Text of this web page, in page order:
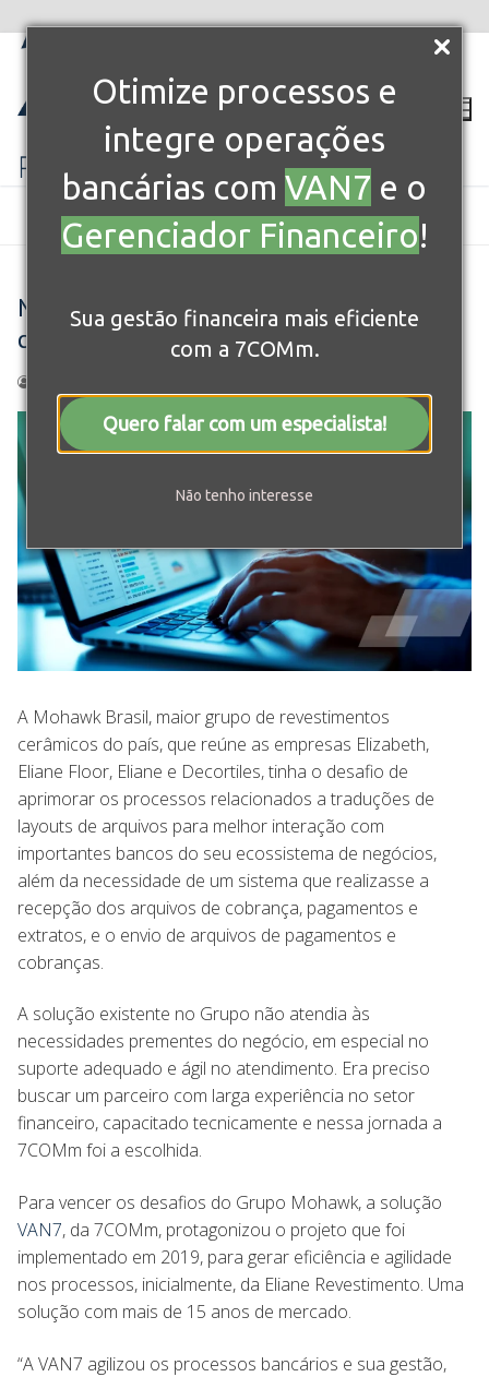
Otimize processos e
integre operações
bancárias com VAN7 e o
Gerenciador Financeiro!
Sua gestão financeira mais eficiente
com a 7COMm.
Quero falar com um especialista!
Não tenho interesse
BLOG 7COMM
GERENCIADOR FINANCEIRO
MOHAWK AMPLIA EFICIÊNCIA OPERACIONAL COM VAN DA 7COMM
Mohawk amplia eficiência operacional
com VAN da 7COMm
A Mohawk Brasil, maior grupo de revestimentos
cerâmicos do país, que reúne as empresas Elizabeth,
Eliane Floor, Eliane e Decortiles, tinha o desafio de
aprimorar os processos relacionados a traduções de
layouts de arquivos para melhor interação com
importantes bancos do seu ecossistema de negócios,
além da necessidade de um sistema que realizasse a
recepção dos arquivos de cobrança, pagamentos e
extratos, e o envio de arquivos de pagamentos e
cobranças.
A solução existente no Grupo não atendia às
necessidades prementes do negócio, em especial no
suporte adequado e ágil no atendimento. Era preciso
buscar um parceiro com larga experiência no setor
financeiro, capacitado tecnicamente e nessa jornada a
7COMm foi a escolhida.
Para vencer os desafios do Grupo Mohawk, a solução
VAN7, da 7COMm, protagonizou o projeto que foi
implementado em 2019, para gerar eficiência e agilidade
nos processos, inicialmente, da Eliane Revestimento. Uma
solução com mais de 15 anos de mercado.
“A VAN7 agilizou os processos bancários e sua gestão,